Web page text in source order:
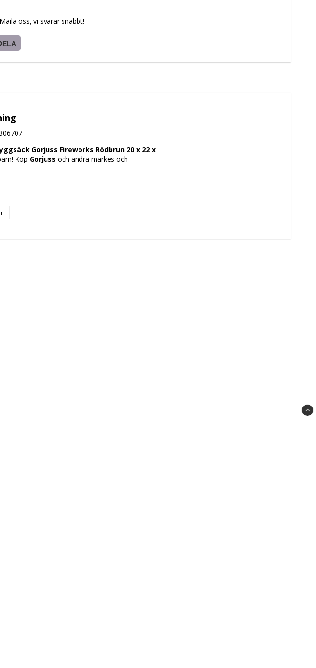
Maila oss, vi svarar snabbt!
Gorjuss Fireworks Rödbrun 20 x 22 x
Köp Gorjuss och andra märkes och